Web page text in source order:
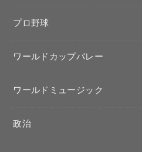
プロ野球
ワールドカップバレー
ワールドミュージック
政治